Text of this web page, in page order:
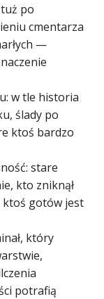
po
cmentarza
—
w tle historia
ślady po
ktoś bardzo
stare
kto zniknął
ktoś gotów jest
który
potrafią